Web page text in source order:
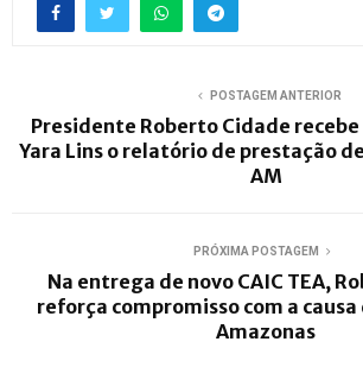
POSTAGEM ANTERIOR
Presidente Roberto Cidade
Yara Lins o relatório de prestação
AM
PRÓXIMA POSTAGEM
Na entrega de novo CAIC TEA,
reforça compromisso com a
Amazonas